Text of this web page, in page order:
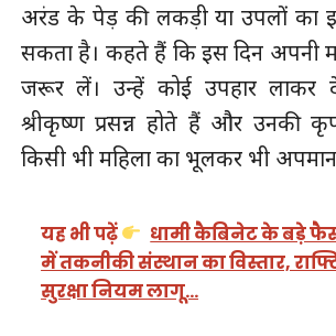
अरंड के पेड़ की लकड़ी या उपलों का
सकता है। कहते हैं कि इस दिन अपनी
जरूर लें। उन्हें कोई उपहार
श्रीकृष्ण प्रसन्न होते हैं और उनकी
किसी भी महिला का भूलकर भी
यह भी पढ़ें
धामी कैबिनेट के बड़े
में तकनीकी संस्थान का विस्तार,
सुरक्षा नियम लागू…